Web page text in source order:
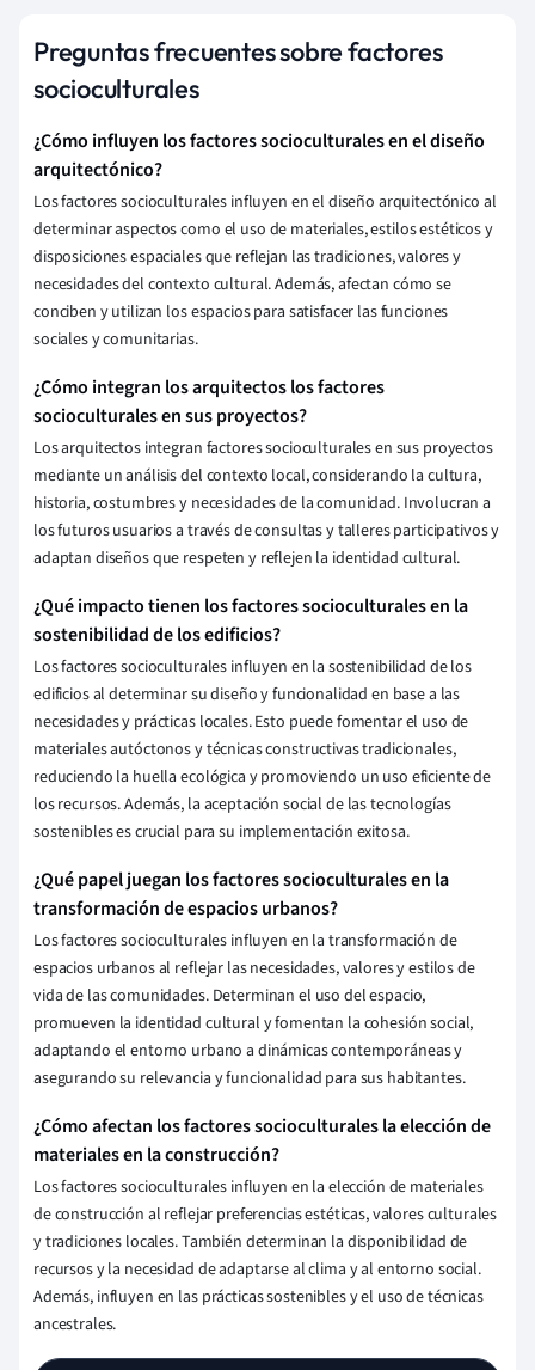
Preguntas frecuentes sobre factores
socioculturales
¿Cómo influyen los factores socioculturales en el diseño
arquitectónico?
Los factores socioculturales influyen en el diseño arquitectónico al
determinar aspectos como el uso de materiales, estilos estéticos y
disposiciones espaciales que reflejan las tradiciones, valores y
necesidades del contexto cultural. Además, afectan cómo se
conciben y utilizan los espacios para satisfacer las funciones
sociales y comunitarias.
¿Cómo integran los arquitectos los factores
socioculturales en sus proyectos?
Los arquitectos integran factores socioculturales en sus proyectos
mediante un análisis del contexto local, considerando la cultura,
historia, costumbres y necesidades de la comunidad. Involucran a
los futuros usuarios a través de consultas y talleres participativos y
adaptan diseños que respeten y reflejen la identidad cultural.
¿Qué impacto tienen los factores socioculturales en la
sostenibilidad de los edificios?
Los factores socioculturales influyen en la sostenibilidad de los
edificios al determinar su diseño y funcionalidad en base a las
necesidades y prácticas locales. Esto puede fomentar el uso de
materiales autóctonos y técnicas constructivas tradicionales,
reduciendo la huella ecológica y promoviendo un uso eficiente de
los recursos. Además, la aceptación social de las tecnologías
sostenibles es crucial para su implementación exitosa.
¿Qué papel juegan los factores socioculturales en la
transformación de espacios urbanos?
Los factores socioculturales influyen en la transformación de
espacios urbanos al reflejar las necesidades, valores y estilos de
vida de las comunidades. Determinan el uso del espacio,
promueven la identidad cultural y fomentan la cohesión social,
adaptando el entorno urbano a dinámicas contemporáneas y
asegurando su relevancia y funcionalidad para sus habitantes.
¿Cómo afectan los factores socioculturales la elección de
materiales en la construcción?
Los factores socioculturales influyen en la elección de materiales
de construcción al reflejar preferencias estéticas, valores culturales
y tradiciones locales. También determinan la disponibilidad de
recursos y la necesidad de adaptarse al clima y al entorno social.
Además, influyen en las prácticas sostenibles y el uso de técnicas
ancestrales.